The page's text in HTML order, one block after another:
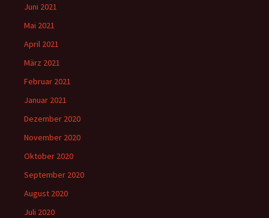
Juni 2021
Mai 2021
April 2021
März 2021
Februar 2021
Januar 2021
Dezember 2020
November 2020
Oktober 2020
September 2020
August 2020
Juli 2020